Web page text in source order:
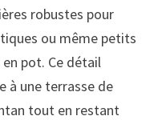
robustes pour
ou même petits
pot. Ce détail
à une terrasse de
tout en restant